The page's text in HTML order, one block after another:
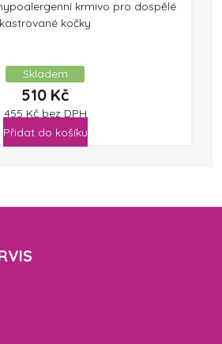
krmivo pro dospělé
kastrované kočky
Skladem
510 Kč
455 Kč bez DPH
Přidat do košíku